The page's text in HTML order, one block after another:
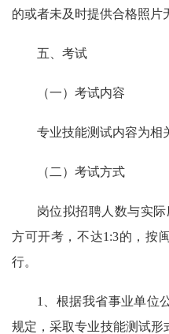
的或者未及时提供合格照片
五、考试
（一）考试内容
专业技能测试内容为相
（二）考试方式
岗位拟招聘人数与实际
方可开考，不达1:3的，按
行。
1、根据我省事业单位
规定，采取专业技能测试